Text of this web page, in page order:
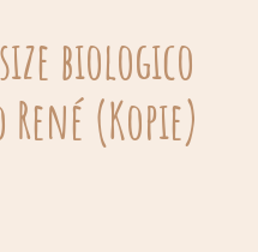
biologico
(Kopie)